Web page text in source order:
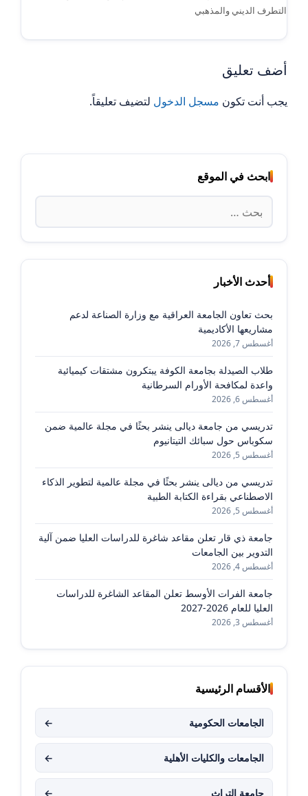
التطرف الديني والمذهبي
أضف تعليق
يجب أنت تكون مسجل الدخول لتضيف تعليقاً.
ابحث في الموقع
البحث
عن:
أحدث الأخبار
بحث تعاون الجامعة العراقية مع وزارة الصناعة لدعم
مشاريعها الأكاديمية
أغسطس 7, 2026
طلاب الصيدلة بجامعة الكوفة يبتكرون مشتقات كيميائية
واعدة لمكافحة الأورام السرطانية
أغسطس 6, 2026
تدريسي من جامعة ديالى ينشر بحثًا في مجلة عالمية ضمن
سكوباس حول سبائك التيتانيوم
أغسطس 5, 2026
تدريسي من ديالى ينشر بحثًا في مجلة عالمية لتطوير الذكاء
الاصطناعي بقراءة الكتابة الطبية
أغسطس 5, 2026
جامعة ذي قار تعلن مقاعد شاغرة للدراسات العليا ضمن آلية
التدوير بين الجامعات
أغسطس 4, 2026
جامعة الفرات الأوسط تعلن المقاعد الشاغرة للدراسات
العليا للعام 2026-2027
أغسطس 3, 2026
الأقسام الرئيسية
الجامعات الحكومية ←
الجامعات والكليات الأهلية ←
جامعة التراث ←